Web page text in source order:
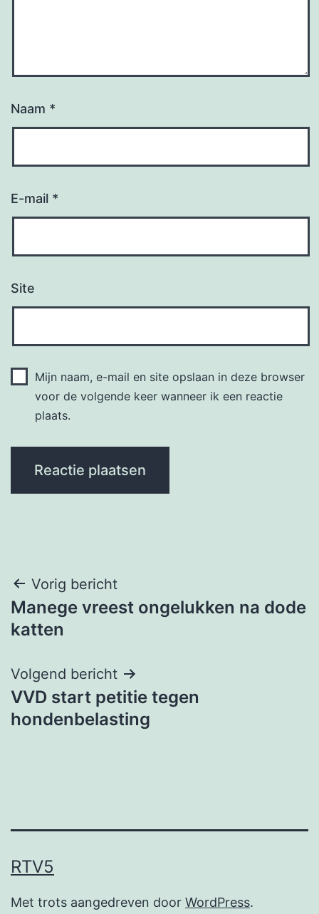
Naam *
E-mail *
Site
Mijn naam, e-mail en site opslaan in deze browser
voor de volgende keer wanneer ik een reactie
plaats.
Bericht
navigatie
Vorig bericht
Manege vreest ongelukken na dode
katten
Volgend bericht
VVD start petitie tegen
hondenbelasting
RTV5
Met trots aangedreven door WordPress.